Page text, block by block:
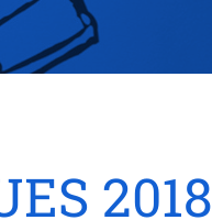
2018